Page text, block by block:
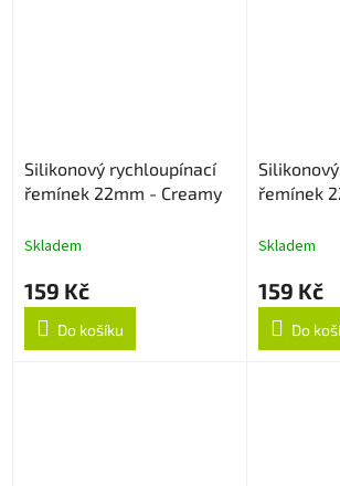
Silikonový rychloupínací
řemínek 22mm - Creamy
Skladem
159 Kč
Do košíku
řemínek
Skladem
159 Kč
Do